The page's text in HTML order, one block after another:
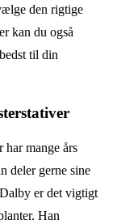
den rigtige
kan du også
til din
har mange års
deler gerne sine
er det vigtigt
Han